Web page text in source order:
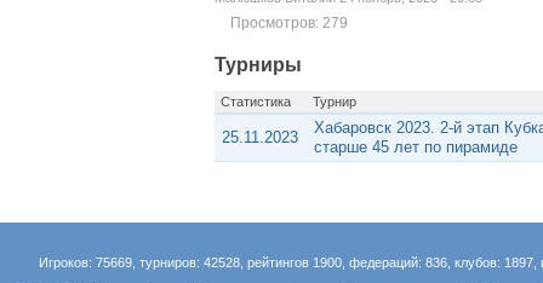
Просмотров: 279
Турниры
Статистика Турнир
25.11.2023
Хабаровск 2023. 2-й этап
старше 45 лет по пирамиде
Игроков: 75669, турниров: 42528, рейтингов 1900, федераций: 836, клубов: